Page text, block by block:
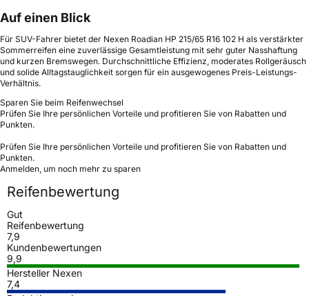
Auf einen Blick
Für SUV-Fahrer bietet der Nexen Roadian HP 215/65 R16 102 H als verstärkter
Sommerreifen eine zuverlässige Gesamtleistung mit sehr guter Nasshaftung
und kurzen Bremswegen. Durchschnittliche Effizienz, moderates Rollgeräusch
und solide Alltagstauglichkeit sorgen für ein ausgewogenes Preis-Leistungs-
Verhältnis.
Sparen Sie beim Reifenwechsel
Prüfen Sie Ihre persönlichen Vorteile und profitieren Sie von Rabatten und
Punkten.
Prüfen Sie Ihre persönlichen Vorteile und profitieren Sie von Rabatten und
Punkten.
Anmelden, um noch mehr zu sparen
Reifenbewertung
Gut
Reifenbewertung
7,9
Kundenbewertungen
9,9
Hersteller Nexen
7,4